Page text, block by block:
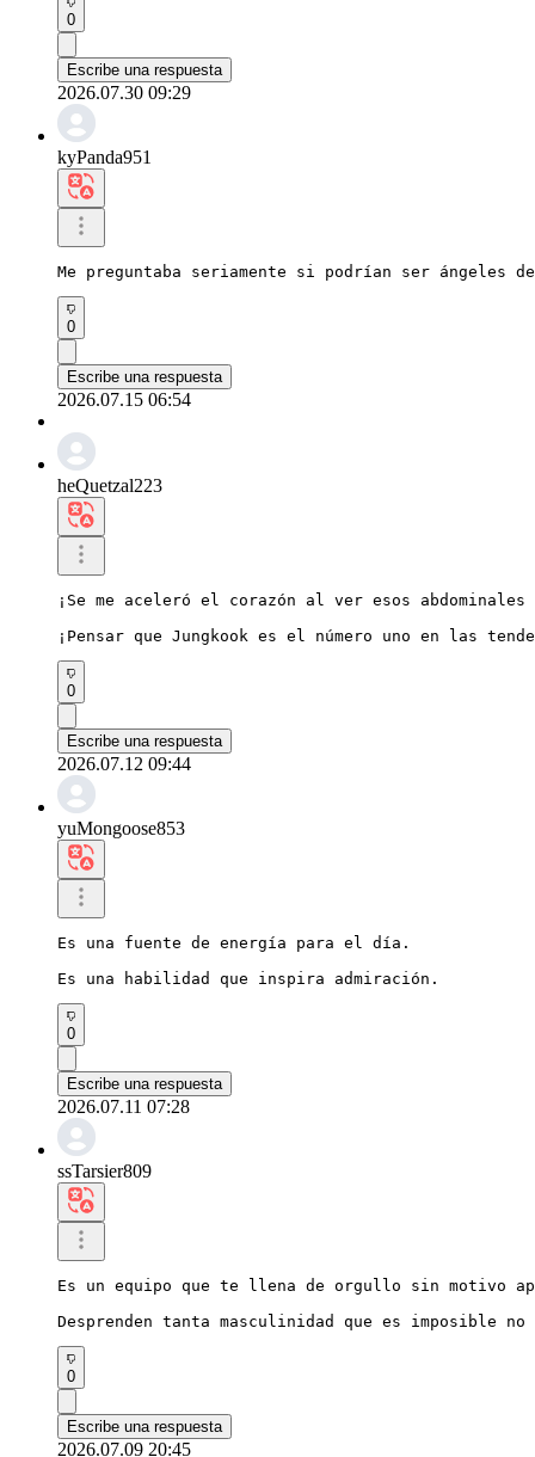
0
Escribe una respuesta
2026.07.30 09:29
kyPanda951
Me preguntaba seriamente si podrían ser ángeles
0
Escribe una respuesta
2026.07.15 06:54
heQuetzal223
¡Se me aceleró el corazón al ver esos
¡Pensar que Jungkook es el número uno en las
0
Escribe una respuesta
2026.07.12 09:44
yuMongoose853
Es una fuente de energía para el día.
Es una habilidad que inspira admiración.
0
Escribe una respuesta
2026.07.11 07:28
ssTarsier809
Es un equipo que te llena de orgullo sin motivo
Desprenden tanta masculinidad que es imposible
0
Escribe una respuesta
2026.07.09 20:45